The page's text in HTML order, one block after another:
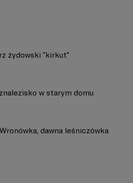
żydowski "kirkut"
w starym domu
dawna leśniczówka